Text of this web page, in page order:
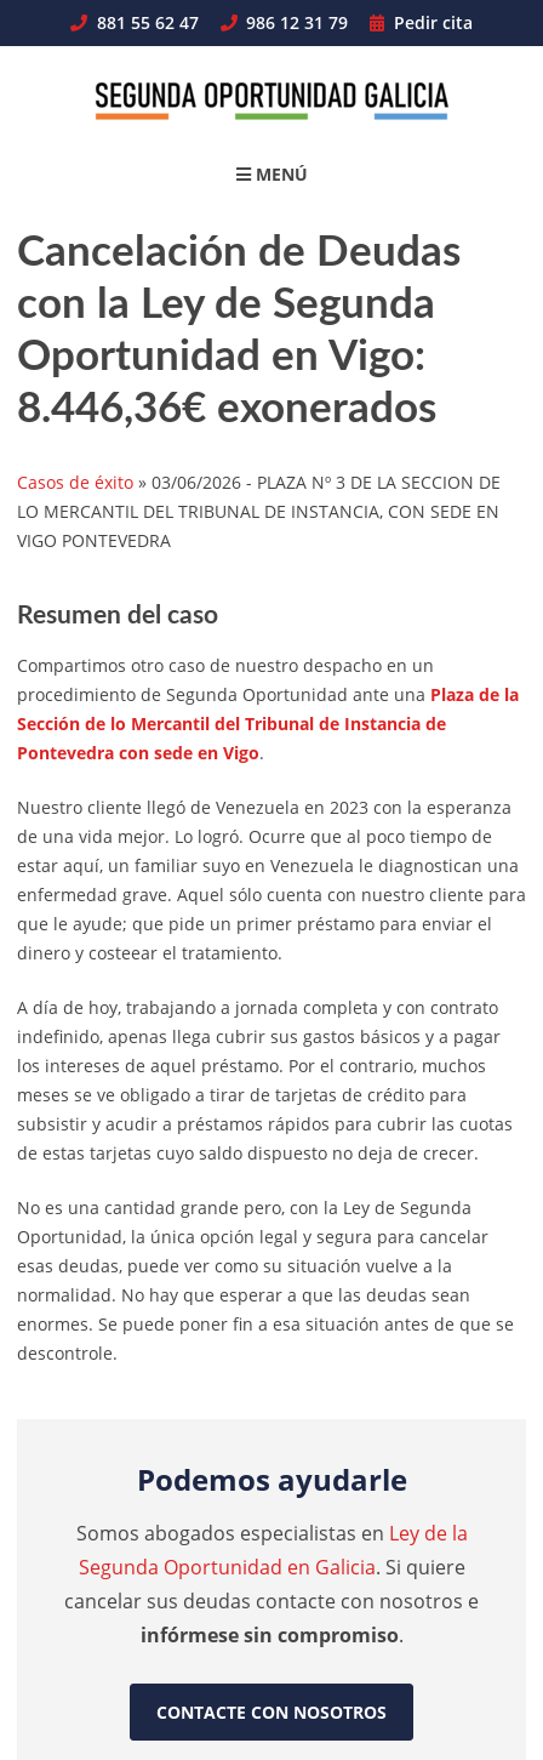
to
881 55 62 47 986 12 31 79 Pedir cita
MENÚ
Cancelación de Deudas
con la Ley de Segunda
Oportunidad en Vigo:
8.446,36€ exonerados
Casos de éxito » 03/06/2026 - PLAZA Nº 3 DE LA SECCION DE
LO MERCANTIL DEL TRIBUNAL DE INSTANCIA, CON SEDE EN
VIGO PONTEVEDRA
Resumen del caso
Compartimos otro caso de nuestro despacho en un
procedimiento de Segunda Oportunidad ante una Plaza de la
Sección de lo Mercantil del Tribunal de Instancia de
Pontevedra con sede en Vigo.
Nuestro cliente llegó de Venezuela en 2023 con la esperanza
de una vida mejor. Lo logró. Ocurre que al poco tiempo de
estar aquí, un familiar suyo en Venezuela le diagnostican una
enfermedad grave. Aquel sólo cuenta con nuestro cliente para
que le ayude; que pide un primer préstamo para enviar el
dinero y costeear el tratamiento.
A día de hoy, trabajando a jornada completa y con contrato
indefinido, apenas llega cubrir sus gastos básicos y a pagar
los intereses de aquel préstamo. Por el contrario, muchos
meses se ve obligado a tirar de tarjetas de crédito para
subsistir y acudir a préstamos rápidos para cubrir las cuotas
de estas tarjetas cuyo saldo dispuesto no deja de crecer.
No es una cantidad grande pero, con la Ley de Segunda
Oportunidad, la única opción legal y segura para cancelar
esas deudas, puede ver como su situación vuelve a la
normalidad. No hay que esperar a que las deudas sean
enormes. Se puede poner fin a esa situación antes de que se
descontrole.
Podemos ayudarle
Somos abogados especialistas en Ley de la
Segunda Oportunidad en Galicia. Si quiere
cancelar sus deudas contacte con nosotros e
infórmese sin compromiso.
CONTACTE CON NOSOTROS